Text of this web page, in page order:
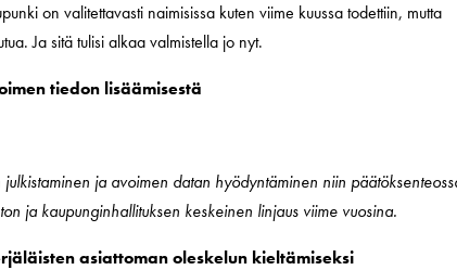
on valitettavasti naimisissa kuten viime kuussa todettiin, mutta
Ja sitä tulisi alkaa valmistella jo nyt.
tiedon lisäämisestä
ja avoimen datan hyödyntäminen niin
ja kaupunginhallituksen keskeinen linjaus viime vuosina.
asiattoman oleskelun kieltämiseksi